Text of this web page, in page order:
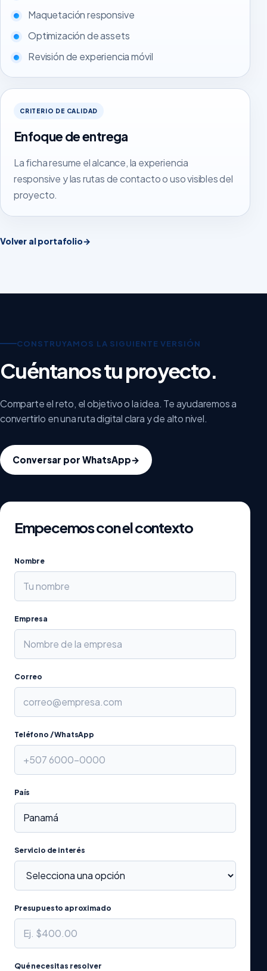
Maquetación responsive
Optimización de assets
Revisión de experiencia móvil
CRITERIO DE CALIDAD
Enfoque de entrega
La ficha resume el alcance, la experiencia
responsive y las rutas de contacto o uso visibles del
proyecto.
Volver al portafolio→
CONSTRUYAMOS LA SIGUIENTE VERSIÓN
Cuéntanos tu proyecto.
Comparte el reto, el objetivo o la idea. Te ayudaremos a
convertirlo en una ruta digital clara y de alto nivel.
Conversar por WhatsApp→
Empecemos con el contexto
Nombre
Empresa
Correo
Teléfono / WhatsApp
País
Servicio de interés
Presupuesto aproximado
Qué necesitas resolver